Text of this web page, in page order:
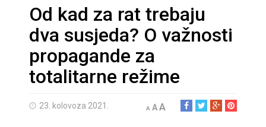
Od kad za rat trebaju
dva susjeda? O važnosti
propagande za
totalitarne režime
23. kolovoza 2021. A AA